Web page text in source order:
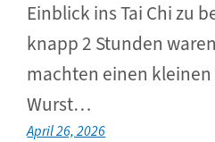
Einblick ins Tai Chi zu
knapp 2 Stunden
machten einen kleinen
Wurst…
April 26, 2026